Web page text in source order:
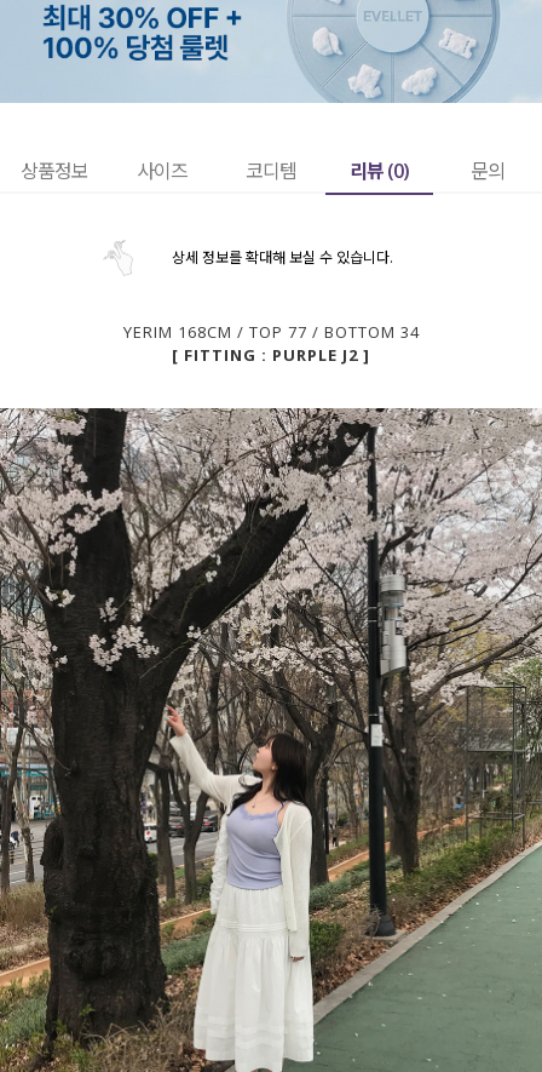
상품정보 사이즈 코디템 리뷰 (0) 문의
상세 정보를 확대해 보실 수 있습니다.
YERIM 168CM / TOP 77 / BOTTOM 34
[ FITTING : PURPLE J2 ]